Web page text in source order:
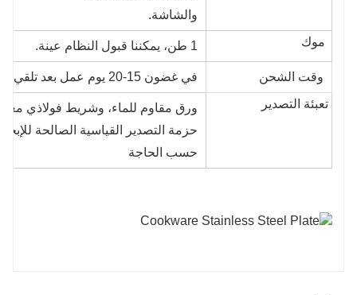
والشاشة.
موك
1 طن، يمكننا قبول النظام عينة.
وقت الشحن
في غضون 15-20 يوم عمل بعد تلقي الودائع أو خطاب الاعتماد
تعبئة التصدير
ورق مقاوم للماء، وشريط فولاذي
حزمة التصدير القياسية الصالحة
حسب الحاجة